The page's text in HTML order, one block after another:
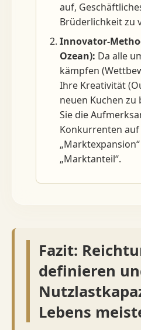
auf,
Brüderlichkeit zu
Innovator-
Ozean): Da alle
kämpfen
Ihre Kreativität
neuen Kuchen zu
Sie die
Konkurrenten auf
„Marktanteil“.
Fazit:
definieren
Lebens